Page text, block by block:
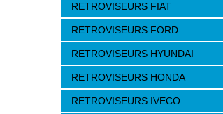
RETROVISEURS FIAT
RETROVISEURS FORD
RETROVISEURS HYUNDAI
RETROVISEURS HONDA
RETROVISEURS IVECO